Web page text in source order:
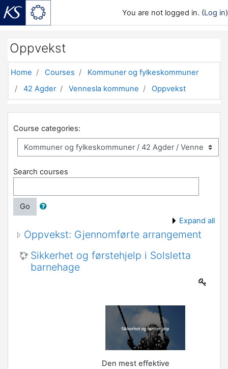
You are not logged in. (Log in)
Oppvekst
Home Courses
Kommuner og fylkeskommuner
42 Agder
Vennesla kommune Oppvekst
Course categories:
Search courses
Go
Expand all
Oppvekst: Gjennomførte arrangement
Sikkerhet og førstehjelp i Solsletta
barnehage
Den mest effektive